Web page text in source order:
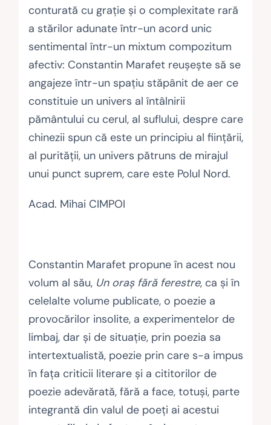
conturată cu graţie şi o complexitate rară
a stărilor adunate într-un acord unic
sentimental într-un mixtum compozitum
afectiv: Constantin Marafet reuşeşte să se
angajeze într-un spaţiu stăpânit de aer ce
constituie un univers al întâlnirii
pământului cu cerul, al suflului, despre care
chinezii spun că este un principiu al fiinţării,
al purităţii, un univers pătruns de mirajul
unui punct suprem, care este Polul Nord.
Acad. Mihai CIMPOI
Constantin Marafet propune în acest nou
volum al său, Un oraş fără ferestre, ca şi în
celelalte volume publicate, o poezie a
provocărilor insolite, a experimentelor de
limbaj, dar şi de situaţie, prin poezia sa
intertextualistă, poezie prin care s-a impus
în faţa criticii literare şi a cititorilor de
poezie adevărată, fără a face, totuşi, parte
integrantă din valul de poeţi ai acestui